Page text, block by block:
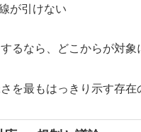
が引けない
るなら、どこからが対象
を最もはっきり示す存在